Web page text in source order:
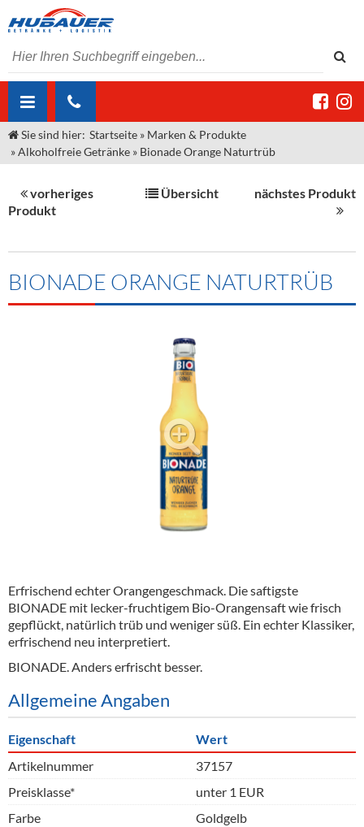
ÜBER UNS
Unser Liefergebiet
Kontakt
Angebote Gastronomie & Großhandel
Neuigkeiten
MARKEN & PRODUKTE
Sirup
Spirituosen
Kommisionskauf & Lieferbedingungen
Fremddienstleistungen
Sie sind hier: Startseite » Marken & Produkte
»Alkoholfreie Getränke » Bionade Orange Naturtrüb
vorheriges
Produkt
Übersicht nächstes Produkt
BIONADE ORANGE NATURTRÜB
Erfrischend echter Orangengeschmack. Die saftigste
BIONADE mit lecker-fruchtigem Bio-Orangensaft wie frisch
gepflückt, natürlich trüb und weniger süß. Ein echter Klassiker,
erfrischend neu interpretiert.
BIONADE. Anders erfrischt besser.
Allgemeine Angaben
Eigenschaft
Wert
Artikelnummer
37157
Preisklasse*
unter 1 EUR
Farbe
Goldgelb